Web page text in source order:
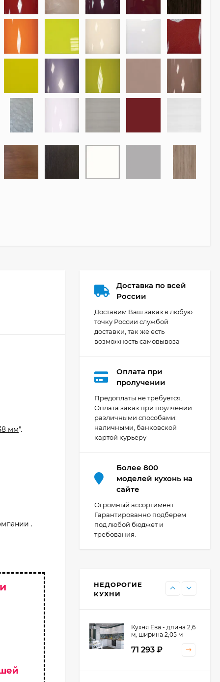
мм".
.
Доставка по всей
России
Доставим Ваш заказ в любую
точку России службой
доставки, так же есть
возможность самовывоза
Оплата при
пролучении
Предоплаты не требуется.
Оплата заказ при поулчении
различными способами:
наличными, банковской
картой курьеру
Более 800
моделей кухонь на
сайте
Огромный ассортимент.
Гарантированно подберем
под любой бюджет и
требования.
НЕДОРОГИЕ
КУХНИ
Кухня Мишель -
длина 4,2 м
69 303₽
Кухня Принцесса -
44 091
Кухня Point 1,2 м -
13 655₽
11 476
Кухня Ева - длина 2,6
м, ширина 2,05 м
71 293 ₽